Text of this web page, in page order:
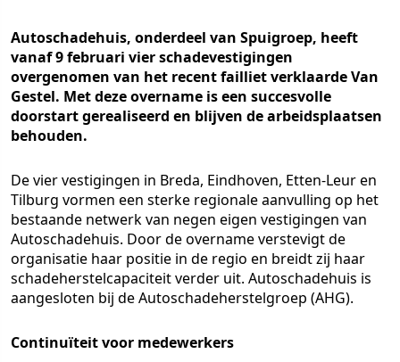
Autoschadehuis, onderdeel van Spuigroep, heeft
vanaf 9 februari vier schadevestigingen
overgenomen van het recent failliet verklaarde Van
Gestel. Met deze overname is een succesvolle
doorstart gerealiseerd en blijven de arbeidsplaatsen
behouden.
De vier vestigingen in Breda, Eindhoven, Etten-Leur en
Tilburg vormen een sterke regionale aanvulling op het
bestaande netwerk van negen eigen vestigingen van
Autoschadehuis. Door de overname verstevigt de
organisatie haar positie in de regio en breidt zij haar
schadeherstelcapaciteit verder uit. Autoschadehuis is
aangesloten bij de Autoschadeherstelgroep (AHG).
Continuïteit voor medewerkers